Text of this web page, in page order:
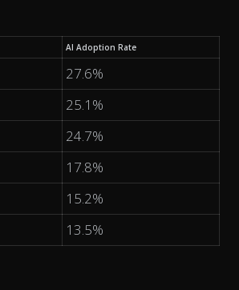
AI Adoption Rate
27.6%
25.1%
24.7%
17.8%
15.2%
13.5%